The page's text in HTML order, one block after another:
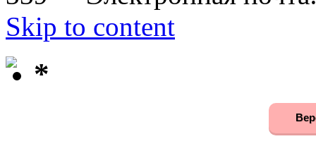
Skip to content
*